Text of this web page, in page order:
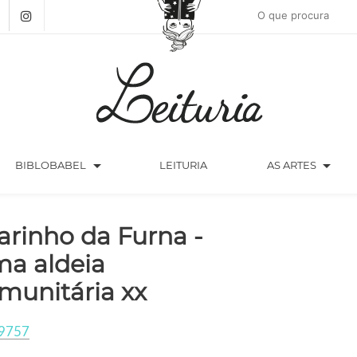
BIBLOBABEL arrow_drop_down LEITURIA AS ARTES arrow_drop_down
da Furna -
aldeia
xx